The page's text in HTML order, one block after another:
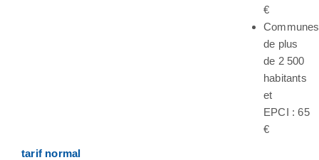
€
Communes
de plus
de 2 500
habitants
et
EPCI : 65
€
tarif normal